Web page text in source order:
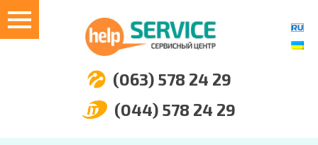
(063) 578 24 29
(044) 578 24 29